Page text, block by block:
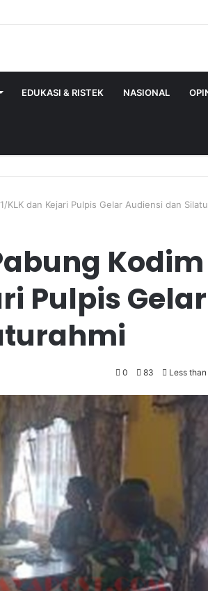
EDUKASI & RISTEK NASIONAL
KLK dan Kejari Pulpis Gelar Audiensi dan
Kodim
Pulpis Gelar
0 83 Less